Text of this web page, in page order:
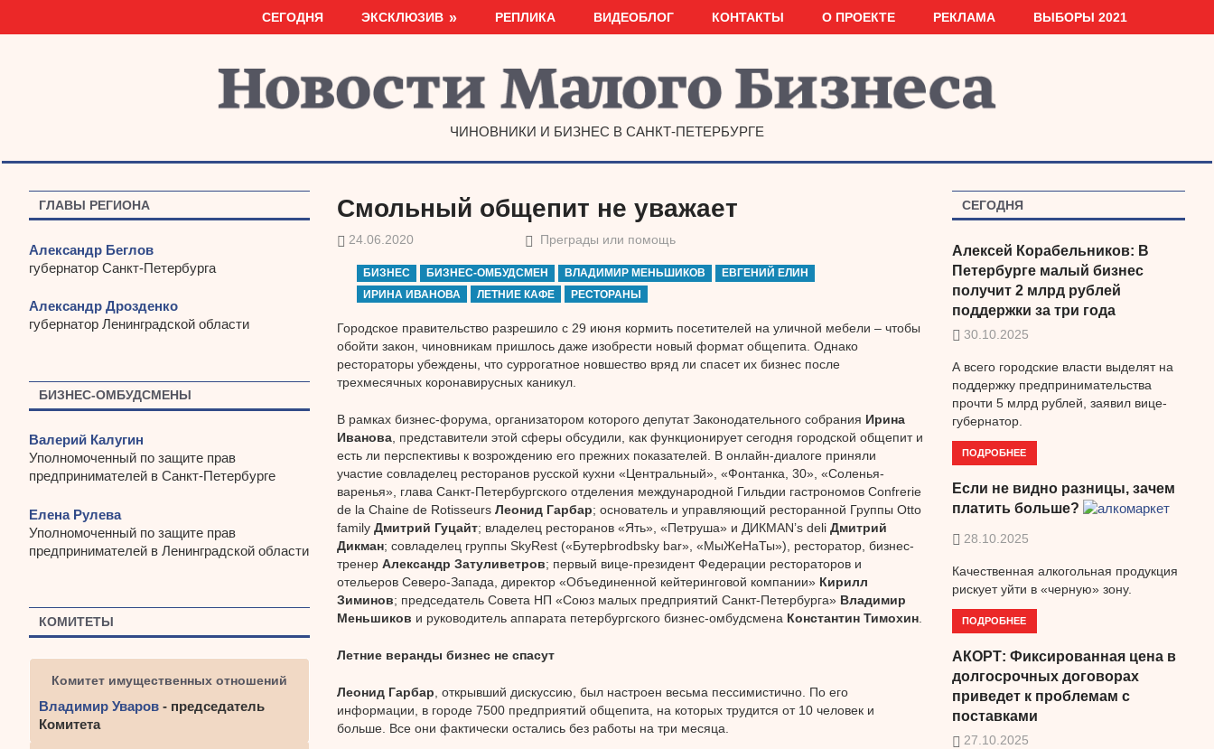
СЕГОДНЯ ЭКСКЛЮЗИВ РЕПЛИКА ВИДЕОБЛОГ КОНТАКТЫ О ПРОЕКТЕ РЕКЛАМА ВЫБОРЫ 2021
ЧИНОВНИКИ И БИЗНЕС В САНКТ-ПЕТЕРБУРГЕ
Смольный общепит не уважает
24.06.2020 Преграды или помощь
БИЗНЕС БИЗНЕС-ОМБУДСМЕН ВЛАДИМИР МЕНЬШИКОВ
ЕВГЕНИЙ ЕЛИН
ИРИНА ИВАНОВА
ЛЕТНИЕ КАФЕ РЕСТОРАНЫ
Городское правительство разрешило с 29 июня кормить посетителей на уличной мебели – чтобы
обойти закон, чиновникам пришлось даже изобрести новый формат общепита. Однако
рестораторы убеждены, что суррогатное новшество вряд ли спасет их бизнес после
трехмесячных коронавирусных каникул.
В рамках бизнес-форума, организатором которого депутат Законодательного собрания Ирина
Иванова, представители этой сферы обсудили, как функционирует сегодня городской общепит и
есть ли перспективы к возрождению его прежних показателей. В онлайн-диалоге приняли
участие совладелец ресторанов русской кухни «Центральный», «Фонтанка, 30», «Соленья-
варенья», глава Санкт-Петербургского отделения международной Гильдии гастрономов Confrerie
de la Chaine de Rotisseurs Леонид Гарбар; основатель и управляющий ресторанной Группы Otto
family Дмитрий Гуцайт; владелец ресторанов «Ять», «Петруша» и ДИКМАNʼs deli Дмитрий
Дикман; совладелец группы SkyRest («Бутерbrodbsky bar», «МыЖеНаТы»), ресторатор, бизнес-
тренер Александр Затуливетров; первый вице-президент Федерации рестораторов и
отельеров Северо-Запада, директор «Объединенной кейтеринговой компании» Кирилл
Зиминов; председатель Совета НП «Союз малых предприятий Санкт-Петербурга» Владимир
Меньшиков и руководитель аппарата петербургского бизнес-омбудсмена Константин Тимохин.
Летние веранды бизнес не спасут
Леонид Гарбар , открывший дискуссию, был настроен весьма пессимистично. По его
информации, в городе 7500 предприятий общепита, на которых трудится от 10 человек и
больше. Все они фактически остались без работы на три месяца.
ГЛАВЫ РЕГИОНА
Александр Беглов
губернатор Санкт-Петербурга
Александр Дрозденко
губернатор Ленинградской области
БИЗНЕС-ОМБУДСМЕНЫ
Валерий Калугин
Уполномоченный по защите прав
предпринимателей в Санкт-Петербурге
Елена Рулева
Уполномоченный по защите прав
предпринимателей в Ленинградской области
КОМИТЕТЫ
Комитет имущественных отношений
Владимир Уваров - председатель
Комитета
СЕГОДНЯ
Алексей Корабельников: В
Петербурге малый бизнес
получит 2 млрд рублей
поддержки за три года
30.10.2025
А всего городские власти выделят на
поддержку предпринимательства
прочти 5 млрд рублей, заявил вице-
губернатор.
ПОДРОБНЕЕ
Если не видно разницы, зачем
платить больше?
28.10.2025
Качественная алкогольная продукция
рискует уйти в «черную» зону.
ПОДРОБНЕЕ
АКОРТ: Фиксированная цена в
долгосрочных договорах
приведет к проблемам с
поставками
27.10.2025